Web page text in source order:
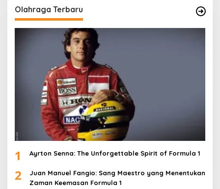
Olahraga Terbaru
1 Ayrton Senna: The Unforgettable Spirit of Formula 1
2
Juan Manuel Fangio: Sang Maestro yang Menentukan
Zaman Keemasan Formula 1